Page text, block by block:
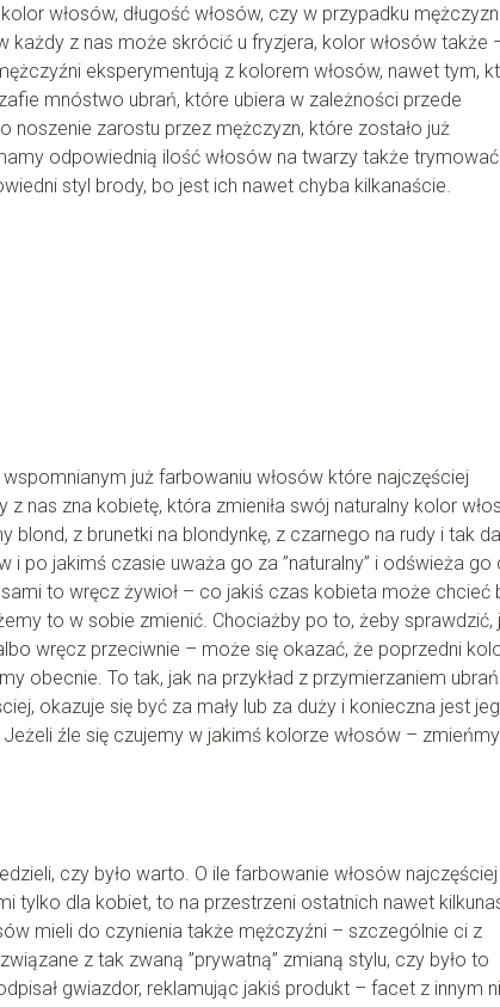
włosów, długość włosów, czy w przypadku
każdy z nas może skrócić u fryzjera, kolor włosów także
eksperymentują z kolorem włosów, nawet tym,
mnóstwo ubrań, które ubiera w zależności przede
zarostu przez mężczyzn, które zostało już
odpowiednią ilość włosów na twarzy także trymować
styl brody, bo jest ich nawet chyba kilkanaście.
już farbowaniu włosów które najczęściej
nas zna kobietę, która zmieniła swój naturalny kolor
blond, z brunetki na blondynkę, z czarnego na rudy i tak
i po jakimś czasie uważa go za ”naturalny” i odświeża go
to wręcz żywioł – co jakiś czas kobieta może chcieć
to w sobie zmienić. Chociażby po to, żeby sprawdzić,
wręcz przeciwnie – może się okazać, że poprzedni
obecnie. To tak, jak na przykład z przymierzaniem
okazuje się być za mały lub za duży i konieczna jest
źle się czujemy w jakimś kolorze włosów –
czy było warto. O ile farbowanie włosów najczęściej
tylko dla kobiet, to na przestrzeni ostatnich nawet
mieli do czynienia także mężczyźni – szczególnie ci z
z tak zwaną ”prywatną” zmianą stylu, czy było to
gwiazdor, reklamując jakiś produkt – facet z innym